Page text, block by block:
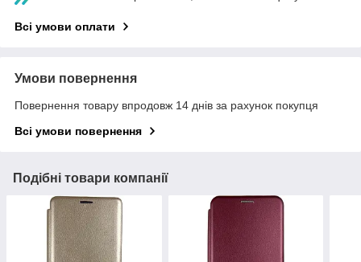
Всі умови оплати
Умови повернення
Повернення товару впродовж 14 днів за рахунок покупця
Всі умови повернення
Подібні товари компанії